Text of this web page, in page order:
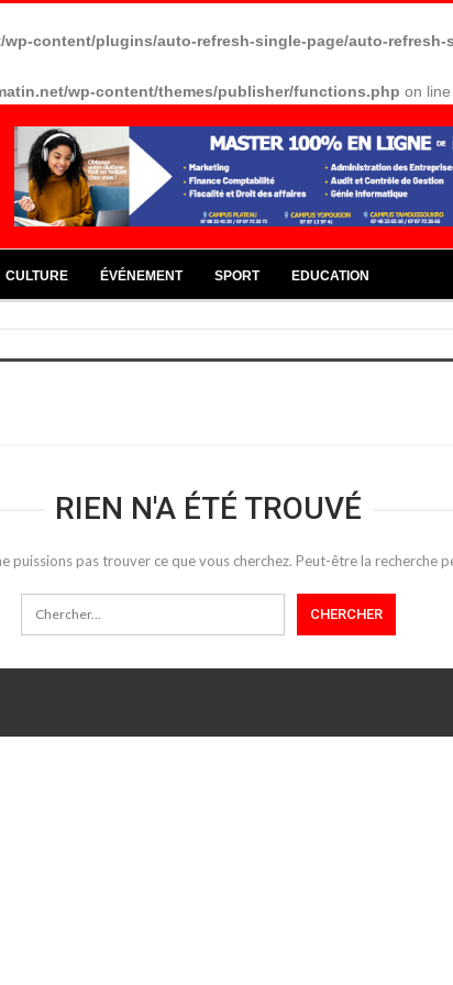
content/plugins/auto-refresh-single-page/auto-refresh-
wp-content/themes/publisher/functions.php on line
CULTURE ÉVÉNEMENT SPORT EDUCATION
RIEN N'A ÉTÉ TROUVÉ
puissions pas trouver ce que vous cherchez. Peut-être la recherche